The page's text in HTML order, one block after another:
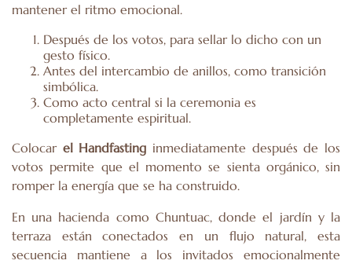
mantener el ritmo emocional.
Después de los votos, para sellar lo dicho con un
gesto físico.
Antes del intercambio de anillos, como transición
simbólica.
Como acto central si la ceremonia es
completamente espiritual.
Colocar el Handfasting inmediatamente después de los
votos permite que el momento se sienta orgánico, sin
romper la energía que se ha construido.
En una hacienda como Chuntuac, donde el jardín y la
terraza están conectados en un flujo natural, esta
secuencia mantiene a los invitados emocionalmente